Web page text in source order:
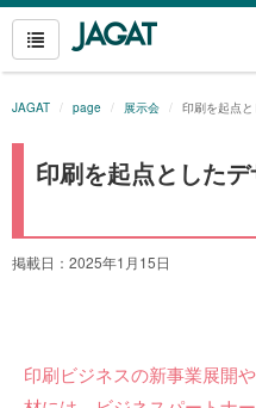
JAGAT page 展示会 印刷を起点
印刷を起点とした
掲載日：2025年1月15日
印刷ビジネスの新事業展開